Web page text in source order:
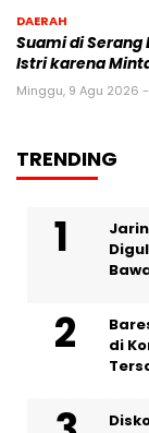
DAERAH
Suami di Serang
Istri karena
Minggu, 9 Agu 2026 -
TRENDING
di